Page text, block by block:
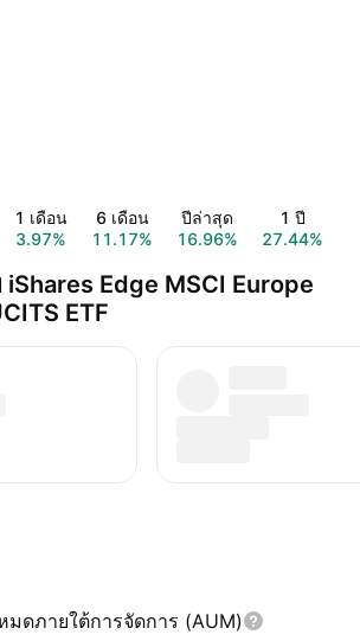
1 เดือน
3.97%
6 เดือน
11.17%
ปีล่าสุด
16.96%
1 ปี
27.44%
iShares Edge MSCI Europe
ETF
ดภายใต้การจัดการ (AUM)